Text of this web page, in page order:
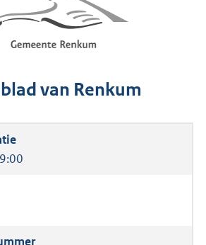
van Renkum